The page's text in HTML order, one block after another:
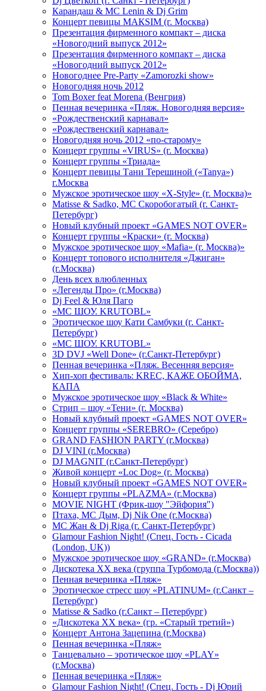
Карандаш & МС Lenin & Dj Grim
Концерт певицы МАКSIМ (г. Москва)
Презентация фирменного компакт – диска
«Новогодний выпуск 2012»
Презентация фирменного компакт – диска
«Новогодний выпуск 2012»
Новогоднее Pre-Party «Zamorozki show»
Новогодняя ночь 2012
Tom Boxer feat Morena (Венгрия)
Пенная вечеринка «Пляж. Новогодняя версия»
«Рождественский карнавал»
«Рождественский карнавал»
Новогодняя ночь 2012 «по-старому»
Концерт группы «VIRUS» (г. Москва)
Концерт группы «Триада»
Концерт певицы Тани Терешиной («Tanya»)
г.Москва
Мужское эротическое шоу «X-Style» (г. Москва)»
Matissе & Sadko, MC Скоробогатый (г. Санкт-
Петербург)
Новый клубный проект «GAMES NOT OVER»
Концерт группы «Краски» (г. Москва)
Мужское эротическое шоу «Mafia» (г. Москва)»
Концерт топового исполнителя «Джиган»
(г.Москва)
День всех влюбленных
«Легенды Про» (г.Москва)
Dj Feel & Юля Паго
«МС ШОУ. KRUTOBL»
Эротическое шоу Кати Самбуки (г. Санкт-
Петербург)
«МС ШОУ. KRUTOBL»
3D DVJ «Well Done» (г.Санкт-Петербург)
Пенная вечеринка «Пляж. Весенняя версия»
Хип-хоп фестиваль: KREC, КАЖЕ ОБОЙМА,
КАПА
Мужское эротическое шоу «Black & White»
Стрип – шоу «Тени» (г. Москва)
Новый клубный проект «GAMES NOT OVER»
Концерт группы «SEREBRO» (Серебро)
GRAND FASHION PARTY (г.Москва)
DJ VINI (г.Москва)
DJ MAGNIT (г.Санкт-Петербург)
Живой концерт «Loc Dog» (г. Москва)
Новый клубный проект «GAMES NOT OVER»
Концерт группы «PLAZMA» (г.Москва)
MOVIE NIGHT (Фрик-шоу "Эйфория")
Птаха, МС Дым, Dj Nik One (г.Москва)
МС Жан & Dj Riga (г. Санкт-Петербург)
Glamour Fashion Night! (Спец. Гость - Cicada
(London, UK))
Мужское эротическое шоу «GRAND» (г.Москва)
Дискотека XX века (группа Турбомода (г.Москва))
Пенная вечеринка «Пляж»
Эротическое стресс шоу «PLATINUM» (г.Санкт –
Петербург)
Matisse & Sadko (г.Санкт – Петербург)
«Дискотека ХХ века» (гр. «Старый третий»)
Концерт Антона Зацепина (г.Москва)
Пенная вечеринка «Пляж»
Танцевально – эротическое шоу «PLAY»
(г.Москва)
Пенная вечеринка «Пляж»
Glamour Fashion Night! (Спец. Гость - Dj Юрий